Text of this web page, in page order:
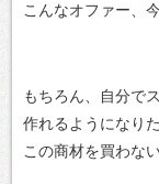
こんなオファー、
もちろん、自分で
作れるようになり
この商材を買わな